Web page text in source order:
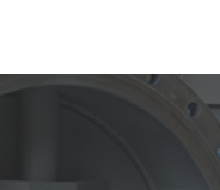
Fra...
Isı...